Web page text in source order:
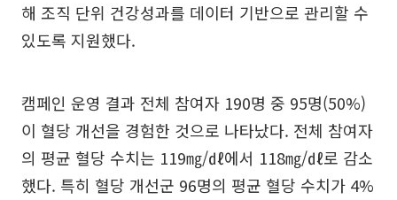
해 조직 단위 건강성과를 데이터 기반으로 관리할 수
있도록 지원했다.
캠페인 운영 결과 전체 참여자 190명 중 95명(50%)
이 혈당 개선을 경험한 것으로 나타났다. 전체 참여자
의 평균 혈당 수치는 119㎎/㎗에서 118㎎/㎗로 감소
했다. 특히 혈당 개선군 96명의 평균 혈당 수치가 4%